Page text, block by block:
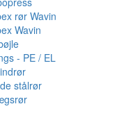
rør Wavin
Wavin
- PE / EL
stålrør